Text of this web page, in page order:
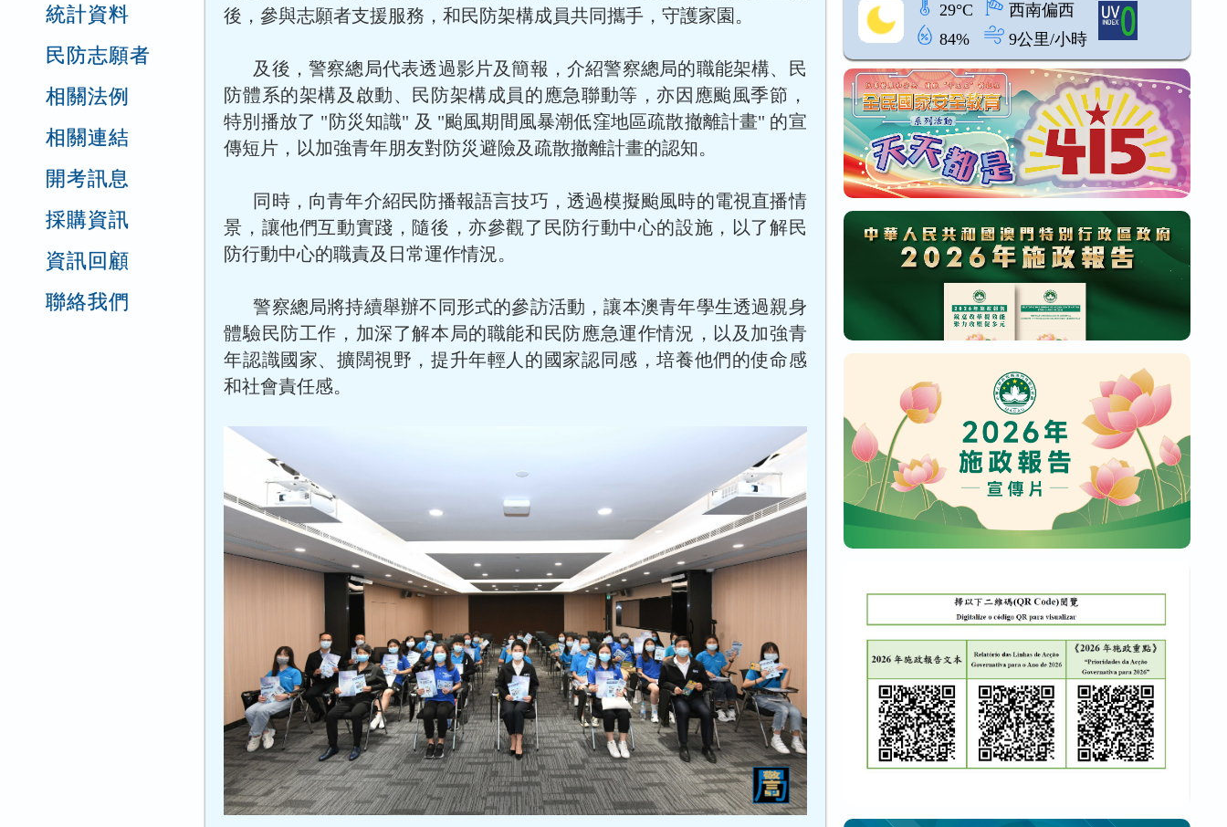
統計資料
民防志願者
相關法例
相關連結
開考訊息
採購資訊
資訊回顧
聯絡我們
後，參與志願者支援服務，和民防架構成員共同攜手，守護家園。
及後，警察總局代表透過影片及簡報，介紹警察總局的職能架構、民
防體系的架構及啟動、民防架構成員的應急聯動等，亦因應颱風季節，
特別播放了 "防災知識" 及 "颱風期間風暴潮低窪地區疏散撤離計畫" 的宣
傳短片，以加強青年朋友對防災避險及疏散撤離計畫的認知。
同時，向青年介紹民防播報語言技巧，透過模擬颱風時的電視直播情
景，讓他們互動實踐，隨後，亦參觀了民防行動中心的設施，以了解民
防行動中心的職責及日常運作情況。
警察總局將持續舉辦不同形式的參訪活動，讓本澳青年學生透過親身
體驗民防工作，加深了解本局的職能和民防應急運作情況，以及加強青
年認識國家、擴闊視野，提升年輕人的國家認同感，培養他們的使命感
和社會責任感。
29°C
西南偏西
84%
9公里/小時